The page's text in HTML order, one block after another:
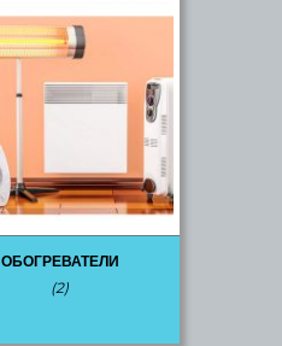
ОБОГРЕВАТЕЛИ
(2)